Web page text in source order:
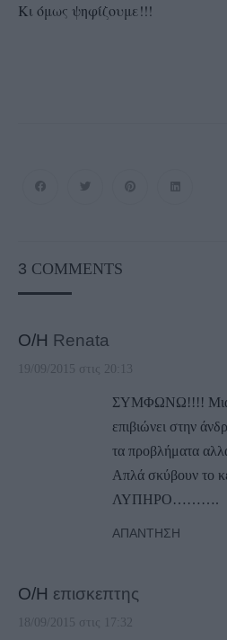
Κι όμως ψηφίζουμε!!!
3 COMMENTS
Ο/Η Renata
19/09/2015 στις 20:13
ΣΥΜΦΩΝΩ!!!! Μια
επιβιώνει στην
τα προβλήματα
Απλά σκύβουν το
ΛΥΠΗΡΟ……….
ΑΠΆΝΤΗΣΗ
Ο/Η επισκεπτης
18/09/2015 στις 17:32